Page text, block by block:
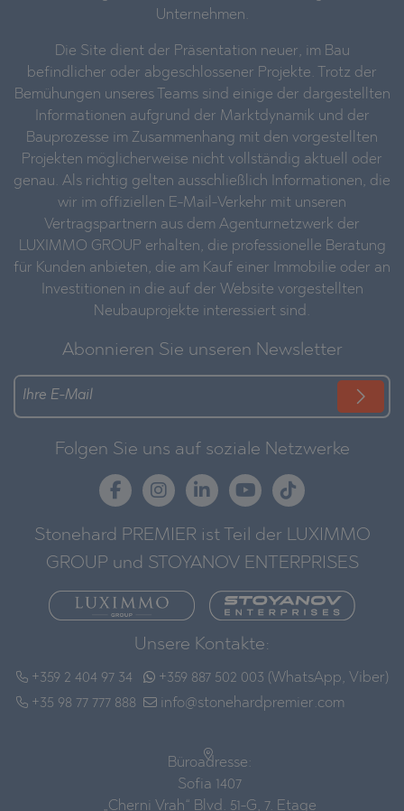
Unternehmen.
Die Site dient der Präsentation neuer, im Bau
befindlicher oder abgeschlossener Projekte. Trotz der
Bemühungen unseres Teams sind einige der dargestellten
Informationen aufgrund der Marktdynamik und der
Bauprozesse im Zusammenhang mit den vorgestellten
Projekten möglicherweise nicht vollständig aktuell oder
genau. Als richtig gelten ausschließlich Informationen, die
wir im offiziellen E-Mail-Verkehr mit unseren
Vertragspartnern aus dem Agenturnetzwerk der
LUXIMMO GROUP erhalten, die professionelle Beratung
für Kunden anbieten, die am Kauf einer Immobilie oder an
Investitionen in die auf der Website vorgestellten
Neubauprojekte interessiert sind.
Abonnieren Sie unseren Newsletter
Folgen Sie uns auf soziale Netzwerke
Stonehard PREMIER ist Teil der LUXIMMO
GROUP und STOYANOV ENTERPRISES
Unsere Kontakte:
+359 2 404 97 34
+35 98 77 777 888
+359 887 502 003 (WhatsApp, Viber)
info@stonehardpremier.com
Büroadresse:
Sofia 1407
„Cherni Vrah“ Blvd. 51-G, 7. Etage